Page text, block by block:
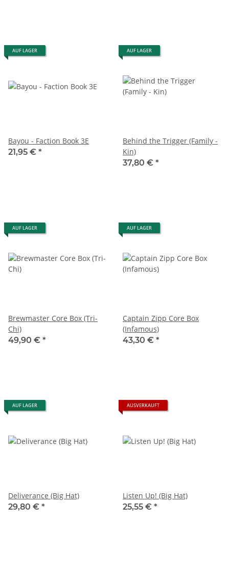
AUF LAGER
Bayou - Faction Book 3E
21,95 € *
AUF LAGER
Behind the Trigger (Family -
Kin)
37,80 € *
AUF LAGER
Brewmaster Core Box (Tri-
Chi)
49,90 € *
AUF LAGER
Captain Zipp Core Box
(Infamous)
43,30 € *
AUF LAGER
Deliverance (Big Hat)
29,80 € *
AUSVERKAUFT
Listen Up! (Big Hat)
25,55 € *